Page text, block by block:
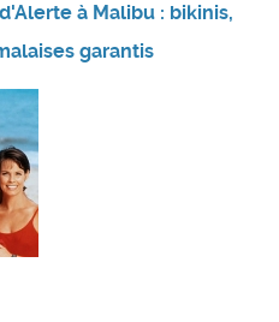
à Malibu : bikinis,
garantis